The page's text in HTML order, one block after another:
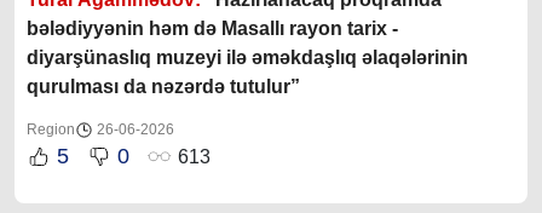
bələdiyyənin həm də Masallı rayon tarix -
diyarşünaslıq muzeyi ilə əməkdaşlıq əlaqələrinin
qurulması da nəzərdə tutulur”
Region 26-06-2026
5 0 613